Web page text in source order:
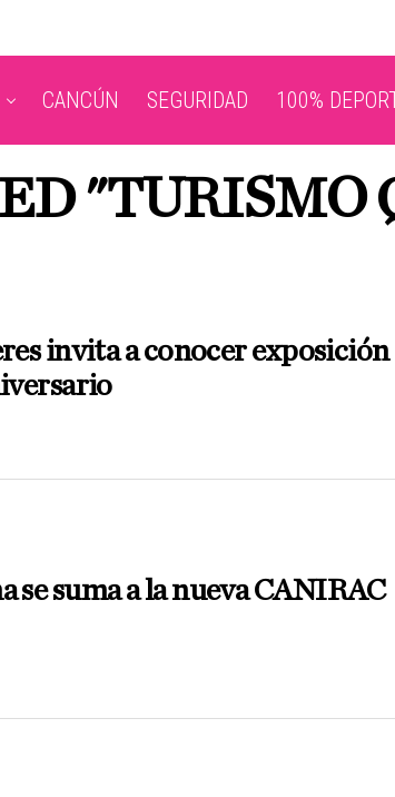
CANCÚN SEGURIDAD 100%
"TURISMO
invita a conocer exposición
se suma a la nueva CANIRAC